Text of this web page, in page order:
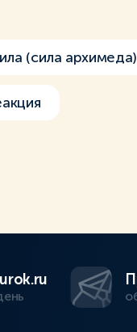
(сила архимеда)